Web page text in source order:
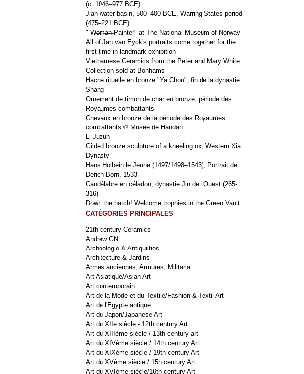
(c. 1046–977 BCE)
Jian water basin, 500–400 BCE, Warring States period
(475–221 BCE)
" W̶o̶m̶a̶n̶ Painter" at The National Museum of Norway
All of Jan van Eyck's portraits come together for the
first time in landmark exhibition
Vietnamese Ceramics from the Peter and Mary White
Collection sold at Bonhams
Hache rituelle en bronze "Ya Chou", fin de la dynastie
Shang
Ornement de timon de char en bronze, période des
Royaumes combattants
Chevaux en bronze de la période des Royaumes
combattants © Musée de Handan
Li Juzun
Gilded bronze sculpture of a kneeling ox, Western Xia
Dynasty
Hans Holbein le Jeune (1497/1498–1543), Portrait de
Derich Born, 1533
Candélabre en céladon, dynastie Jin de l'Ouest (265-
316)
Down the hatch! Welcome trophies in the Green Vault
CATÉGORIES PRINCIPALES
21th century Ceramics
Andrew GN
Archéologie & Antiquiities
Architecture & Jardins
Armes anciennes, Armures, Militaria
Art Asiatique/Asian Art
Art contemporain
Art de la Mode et du Textile/Fashion & Textil Art
Art de l'Egypte antique
Art du Japon/Japanese Art
Art du XIIe siècle - 12th century Art
Art du XIIIème siècle / 13th century art
Art du XIVème siècle / 14th century Art
Art du XIXème siècle / 19th century Art
Art du XVème siècle / 15h century Art
Art du XVIème siècle/16th century Art